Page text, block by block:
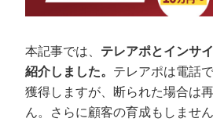
本記事では、 テレアポとインサ
紹介しました。 テレアポは電話
獲得しますが、断られた場合は
ん。さらに顧客の育成もしません